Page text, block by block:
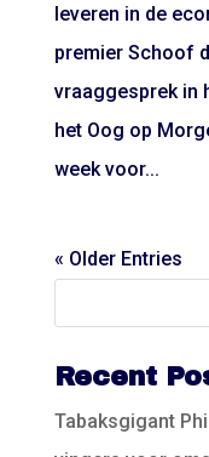
leveren in de
premier Schoof
vraaggesprek in
het Oog op
week voor...
« Older Entries
Recent
Tabaksgigant